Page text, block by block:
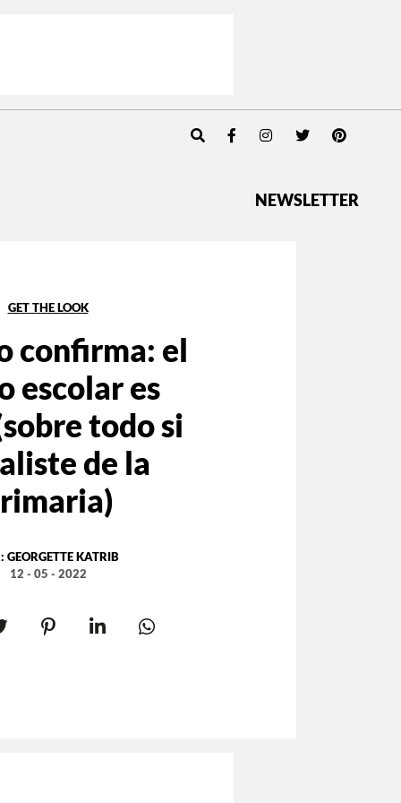
NEWSLETTER
GET THE LOOK
confirma: el
escolar es
todo si
de la
GEORGETTE KATRIB
12 - 05 - 2022